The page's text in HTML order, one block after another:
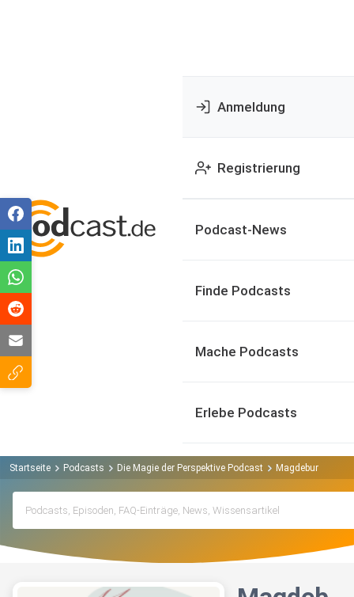
Anmeldung
Registrierung
Podcast-News
Finde Podcasts
Mache Podcasts
Erlebe Podcasts
Startseite Podcasts Die Magie der Perspektive Podcast Magdeburg.